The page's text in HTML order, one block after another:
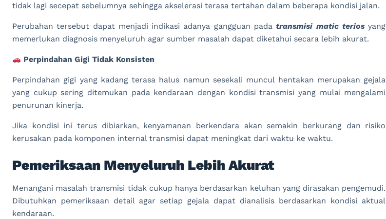
tidak lagi secepat sebelumnya sehingga akselerasi terasa tertahan dalam beberapa kondisi jalan.
Perubahan tersebut dapat menjadi indikasi adanya gangguan padatransmisi matic teriosyang
memerlukan diagnosis menyeluruh agar sumber masalah dapat diketahui secara lebih akurat.
Perpindahan Gigi Tidak Konsisten
Perpindahan gigi yang kadang terasa halus namun sesekali muncul hentakan merupakan gejala
yang cukup sering ditemukan pada kendaraan dengan kondisi transmisi yang mulai mengalami
penurunan kinerja.
Jika kondisi ini terus dibiarkan, kenyamanan berkendara akan semakin berkurang dan risiko
kerusakan pada komponen internal transmisi dapat meningkat dari waktu ke waktu.
Pemeriksaan Menyeluruh Lebih Akurat
Menangani masalah transmisi tidak cukup hanya berdasarkan keluhan yang dirasakan pengemudi.
Dibutuhkan pemeriksaan detail agar setiap gejala dapat dianalisis berdasarkan kondisi aktual
kendaraan.